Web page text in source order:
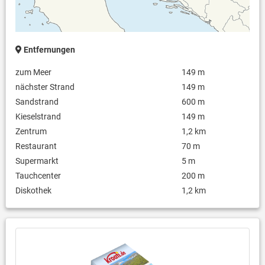
Entfernungen
zum Meer
149 m
nächster Strand
149 m
Sandstrand
600 m
Kieselstrand
149 m
Zentrum
1,2 km
Restaurant
70 m
Supermarkt
5 m
Tauchcenter
200 m
Diskothek
1,2 km